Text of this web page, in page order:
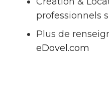
professionnels
Plus de
eDovel.com